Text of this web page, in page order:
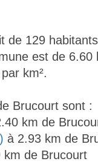
de 129
est de 6.60
km².
Brucourt sont :
km de
à 2.93 km de
km de Brucourt